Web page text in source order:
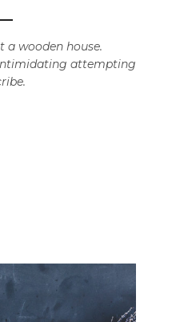
a wooden house.
attempting